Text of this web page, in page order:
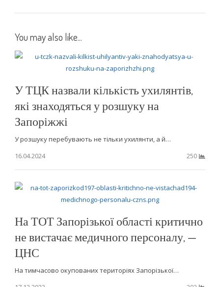
You may also like...
У ТЦК назвали кількість ухилянтів,
які знаходяться у розшуку на
Запоріжжі
У розшуку перебувають не тільки ухилянти, а й…
16.04.2024
250
На ТОТ Запорізької області критично
не вистачає медичного персоналу, —
ЦНС
На тимчасово окупованих територіях Запорізької…